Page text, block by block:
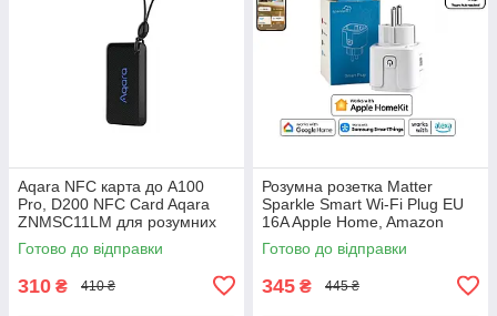
Aqara NFC карта до A100
Pro, D200 NFC Card Aqara
ZNMSC11LM для розумних
дверних замків Aqara A100
pro та D200
Готово до відправки
310 ₴ 410 ₴
Розумна розетка Matter
Sparkle Smart Wi-Fi Plug EU
16A Apple Home, Amazon
Alexa, Google Home (XH-
MW2P)
Готово до відправки
345 ₴ 445 ₴